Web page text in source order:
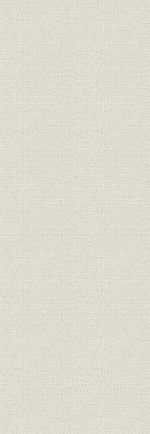
生産
沿革
通貨
金融機関
製造工程
資料
靴;風俗
生産;業界